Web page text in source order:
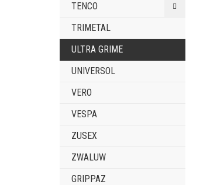
TENCO
TRIMETAL
ULTRA GRIME
UNIVERSOL
VERO
VESPA
ZUSEX
ZWALUW
GRIPPAZ